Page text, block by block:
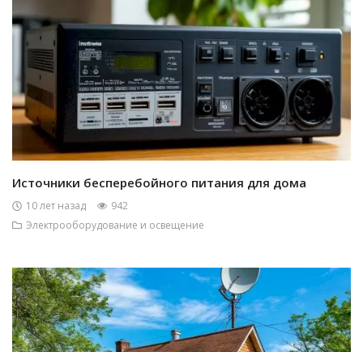
Источники бесперебойного питания для дома
10 лет назад
942
Электрооборудование и освещение